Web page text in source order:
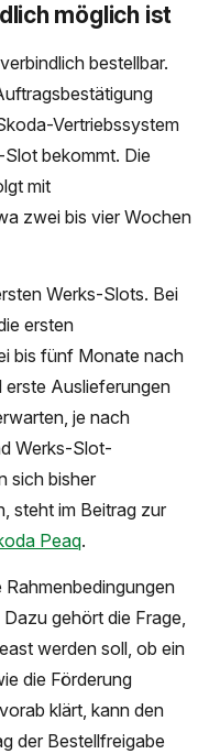
möglich ist
bestellbar.
Vertriebssystem
bekommt. Die
mit
zwei bis vier Wochen
Werks-Slots. Bei
ersten
bis fünf Monate nach
erste Auslieferungen
je nach
Werks-Slot-
sich bisher
steht im Beitrag zur
Peaq.
Rahmenbedingungen
gehört die Frage,
werden soll, ob ein
die Förderung
klärt, kann den
der Bestellfreigabe